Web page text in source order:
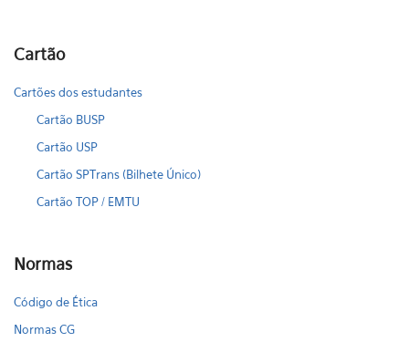
Cartão
Cartões dos estudantes
Cartão BUSP
Cartão USP
Cartão SPTrans (Bilhete Único)
Cartão TOP / EMTU
Normas
Código de Ética
Normas CG